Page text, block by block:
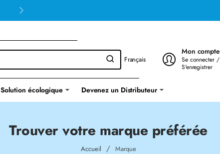
Français
Mon compte
Se connecter /
S'enregistrer
Solution écologique Devenez un Distributeur
Trouver votre marque préférée
AccueilhomeMarque